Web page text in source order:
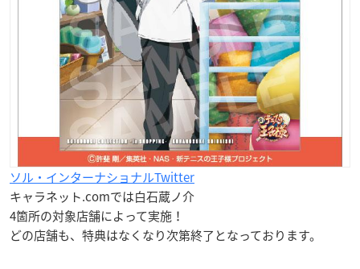
ソル・インターナショナルTwitter
キャラネット.comでは白石蔵ノ介
4箇所の対象店舗によって実施！
どの店舗も、特典はなくなり次第終了となっております。